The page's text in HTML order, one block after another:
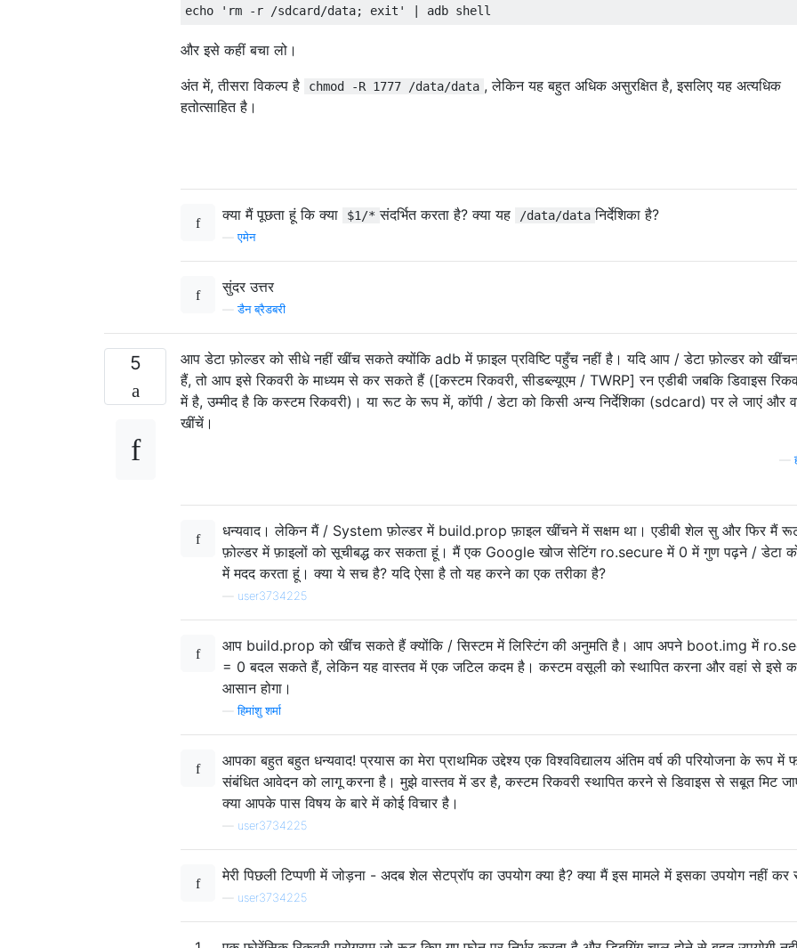
और इसे कहीं बचा लो।
अंत में, तीसरा विकल्प है
chmod -R 1777 /data/data , लेकिन यह बहुत अधिक असुरक्षित है, इसलिए यह अत्यधिक
हतोत्साहित है।
क्या मैं पूछता हूं कि क्या $1/* संदर्भित करता है? क्या यह /data/data निर्देशिका है?
—एमेन
सुंदर उत्तर
—डैन ब्रैडबरी
5
आप डेटा फ़ोल्डर को सीधे नहीं खींच सकते क्योंकि adb में फ़ाइल प्रविष्टि पहुँच नहीं है। यदि आप / डेटा फ़ोल्डर को
हैं, तो आप इसे रिकवरी के माध्यम से कर सकते हैं ([कस्टम रिकवरी, सीडब्ल्यूएम / TWRP] रन एडीबी जबकि डिवाइस
में है, उम्मीद है कि कस्टम रिकवरी)। या रूट के रूप में, कॉपी / डेटा को किसी अन्य निर्देशिका (sdcard) पर ले जाएं और
खींचें।
—
धन्यवाद। लेकिन मैं / System फ़ोल्डर में build.prop फ़ाइल खींचने में सक्षम था। एडीबी शेल सु और फिर मैं
फ़ोल्डर में फ़ाइलों को सूचीबद्ध कर सकता हूं। मैं एक Google खोज सेटिंग ro.secure में 0 में गुण पढ़ने / डेटा
में मदद करता हूं। क्या ये सच है? यदि ऐसा है तो यह करने का एक तरीका है?
user3734225
आप build.prop को खींच सकते हैं क्योंकि / सिस्टम में लिस्टिंग की अनुमति है। आप अपने boot.img में
= 0 बदल सकते हैं, लेकिन यह वास्तव में एक जटिल कदम है। कस्टम वसूली को स्थापित करना और वहां से इसे
आसान होगा।
—हिमांशु शर्मा
आपका बहुत बहुत धन्यवाद! प्रयास का मेरा प्राथमिक उद्देश्य एक विश्वविद्यालय अंतिम वर्ष की परियोजना के रूप में
संबंधित आवेदन को लागू करना है। मुझे वास्तव में डर है, कस्टम रिकवरी स्थापित करने से डिवाइस से सबूत मिट
क्या आपके पास विषय के बारे में कोई विचार है।
user3734225
मेरी पिछली टिप्पणी में जोड़ना - अदब शेल सेटप्रॉप का उपयोग क्या है? क्या मैं इस मामले में इसका उपयोग नहीं कर
user3734225